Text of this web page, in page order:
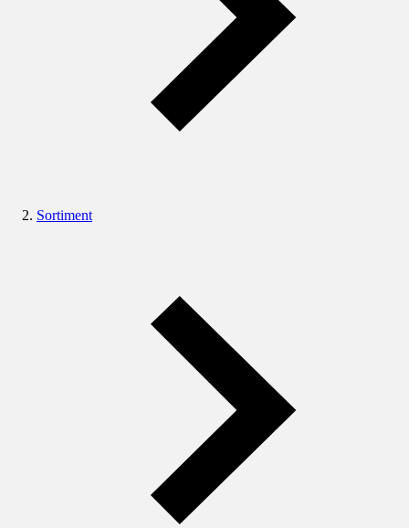
Sortiment